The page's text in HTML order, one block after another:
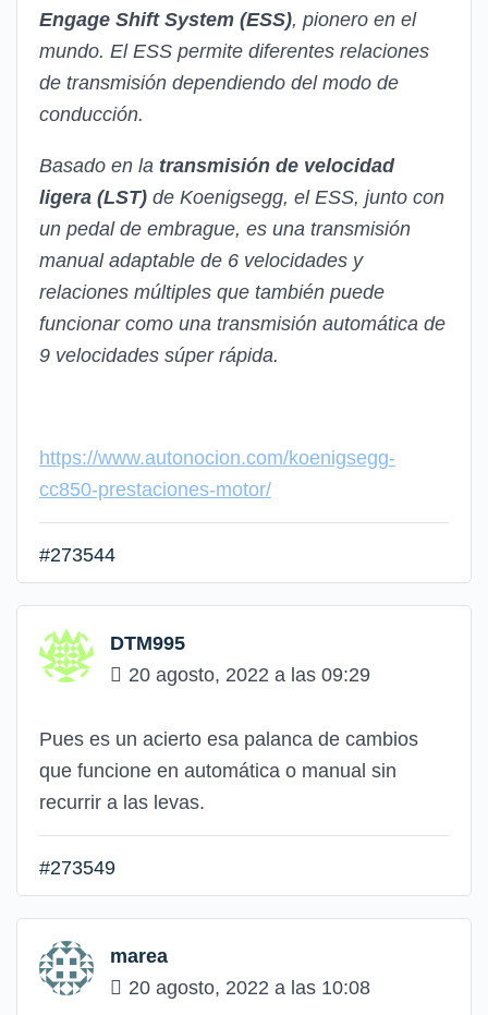
Engage Shift System (ESS), pionero en el
mundo. El ESS permite diferentes relaciones
de transmisión dependiendo del modo de
conducción.
Basado en la transmisión de velocidad
ligera (LST) de Koenigsegg, el ESS, junto con
un pedal de embrague, es una transmisión
manual adaptable de 6 velocidades y
relaciones múltiples que también puede
funcionar como una transmisión automática de
9 velocidades súper rápida.
https://www.autonocion.com/koenigsegg-
cc850-prestaciones-motor/
#273544
DTM995
20 agosto, 2022 a las 09:29
Pues es un acierto esa palanca de cambios
que funcione en automática o manual sin
recurrir a las levas.
#273549
marea
20 agosto, 2022 a las 10:08